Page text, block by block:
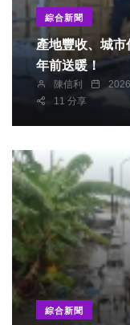
綜合新聞
產地豐收、城
年前送暖！
陳信利
11 分享
綜合新聞